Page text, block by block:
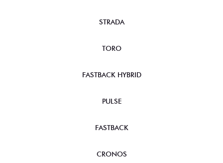
STRADA
TORO
FASTBACK HYBRID
PULSE
FASTBACK
CRONOS